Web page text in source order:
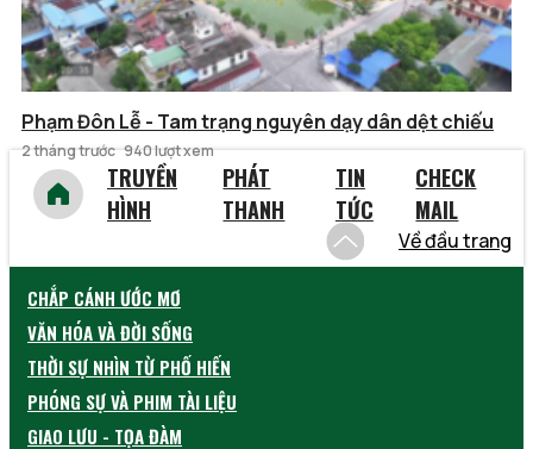
Phạm Đôn Lễ - Tam trạng nguyên dạy dân dệt chiếu
2 tháng trước 940 lượt xem
TRUYỀN
HÌNH
PHÁT
THANH
TIN
TỨC
CHECK
MAIL
Về đầu trang
CHẮP CÁNH ƯỚC MƠ
VĂN HÓA VÀ ĐỜI SỐNG
THỜI SỰ NHÌN TỪ PHỐ HIẾN
PHÓNG SỰ VÀ PHIM TÀI LIỆU
GIAO LƯU - TỌA ĐÀM